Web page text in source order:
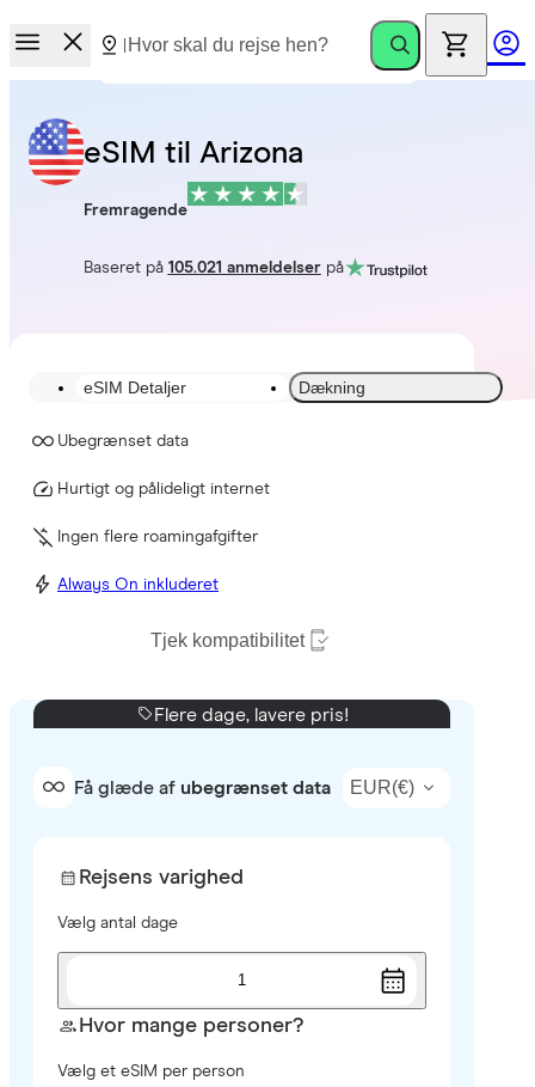
eSIM til Arizona
Fremragende
Baseret på 105.021 anmeldelserpå
eSIM Detaljer Dækning
Ubegrænset data
Hurtigt og pålideligt internet
Ingen flere roamingafgifter
Always On inkluderet
Tjek kompatibilitet
Flere dage, lavere pris!
Få glæde af ubegrænset data EUR(€)
Rejsens varighed
Vælg antal dage
1
Hvor mange personer?
Vælg et eSIM per person